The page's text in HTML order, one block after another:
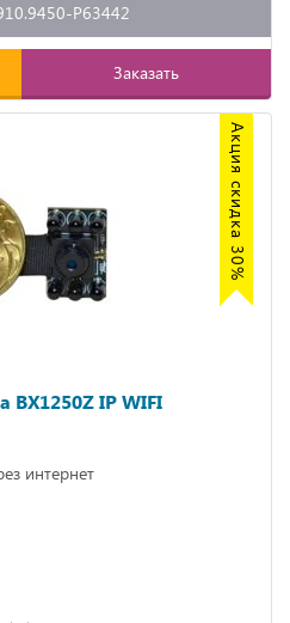
P63442
Заказать
Акция скидка 30%
IP WIFI
интернет